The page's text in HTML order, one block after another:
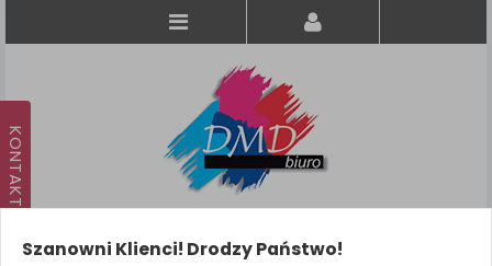
Szanowni Klienci! Drodzy Państwo!